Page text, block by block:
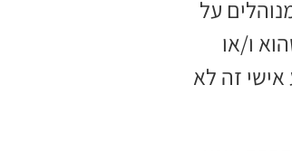
על
ו/או
זה לא